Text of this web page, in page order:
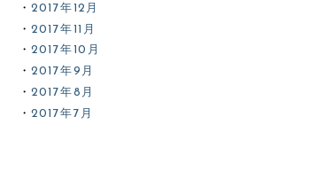
2017年12月
2017年11月
2017年10月
2017年9月
2017年8月
2017年7月